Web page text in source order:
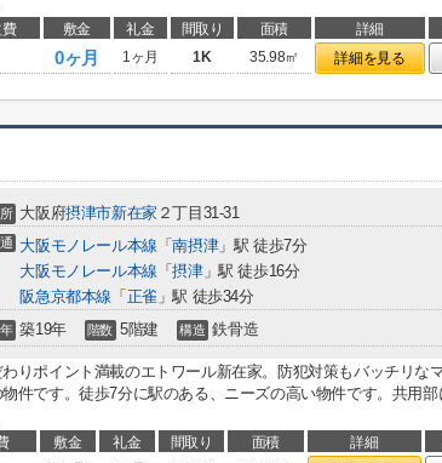
敷金 礼金 間取り 面積 詳細
0ヶ月 1ヶ月 1K 35.98㎡ 詳細を見る
大阪府摂津市新在家 ２丁目31-31
大阪モノレール本線 「南摂津」駅 徒歩7分
大阪モノレール本線 「摂津」駅 徒歩16分
阪急京都本線 「 正雀 」駅 徒歩34分
築19年 階数 5階建 構造 鉄骨造
わりポイント満載のエトワール新在家。防犯対策もバッチリな
物件です。徒歩7分に駅のある、ニーズの高い物件です。共用
敷金 礼金 間取り 面積 詳細